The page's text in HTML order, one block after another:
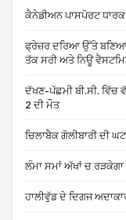
ਕੈਨੇਡੀਅਨ ਪਾਸਪੋਰਟ ਧਾਰਕ
ਫ੍ਰੇਜ਼ਰ ਦਰਿਆ ਉੱਤੇ ਬਣਿਆ
ਤੱਕ ਸਰੀ ਅਤੇ ਨਿਊ
ਦੱਖਣ-ਪੱਛਮੀ ਬੀ.ਸੀ. ਵਿੱਚ
2 ਦੀ ਮੌਤ
ਚਿਲਾਬੈਕ ਗੋਲੀਬਾਰੀ ਦੀ
ਲੰਮਾ ਸਮਾਂ ਅੱਖਾਂ ਚ ਰੜਕੇਗਾ
ਹਾਲੀਵੁੱਡ ਦੇ ਦਿਗਜ